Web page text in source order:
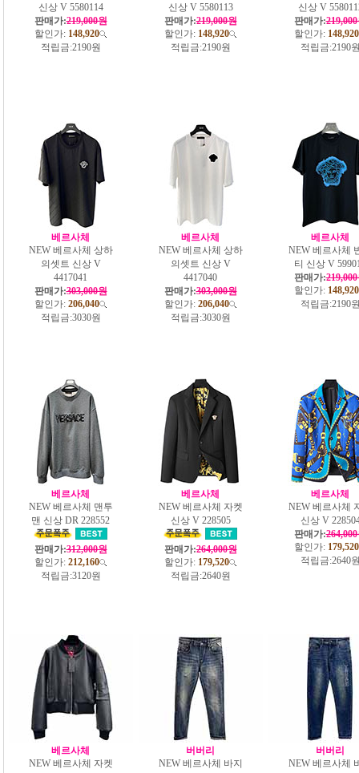
신상 V 5580114
판매가:219,000원
할인가: 148,920
적립금:2190원
신상 V 5580113
판매가:219,000원
할인가: 148,920
적립금:2190원
신상 V
판매가:
할인가: 148,920
적립금:2190
베르사체
NEW 베르사체 상하
의셋트 신상 V
4417041
판매가:303,000원
할인가: 206,040
적립금:3030원
베르사체
NEW 베르사체 상하
의셋트 신상 V
4417040
판매가:303,000원
할인가: 206,040
적립금:3030원
베르사체
NEW 베르사체
티 신상 V
판매가:
할인가: 148,920
적립금:2190
베르사체
NEW 베르사체 맨투
맨 신상 DR 228552
판매가:312,000원
할인가: 212,160
적립금:3120원
베르사체
NEW 베르사체 자켓
신상 V 228505
판매가:264,000원
할인가: 179,520
적립금:2640원
베르사체
NEW 베르사체
신상 V
판매가:
할인가: 179,520
적립금:2640
베르사체
NEW 베르사체 자켓
버버리
NEW 베르사체 바지
버버리
NEW 베르사체